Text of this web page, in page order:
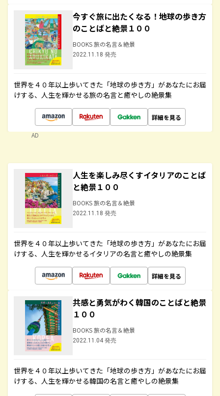
今すぐ旅に出たくなる！地球の歩き方
のことばと絶景１００
BOOKS 旅の名言＆絶景
2022.11.18 発売
世界を４０年以上歩いてきた「地球の歩き方」があなたにお届
けする、人生を輝かせる旅の名言と癒やしの絶景集
詳細を見る
AD
人生を楽しみ尽くすイタリアのことば
と絶景１００
BOOKS 旅の名言＆絶景
2022.11.18 発売
世界を４０年以上歩いてきた「地球の歩き方」があなたにお届
けする、人生を輝かせるイタリアの名言と癒やしの絶景集
詳細を見る
共感と勇気がわく韓国のことばと絶景
１００
BOOKS 旅の名言＆絶景
2022.11.04 発売
世界を４０年以上歩いてきた「地球の歩き方」があなたにお届
けする、人生を輝かせる韓国の名言と癒やしの絶景集